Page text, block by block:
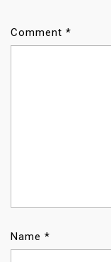
Comment *
Name *